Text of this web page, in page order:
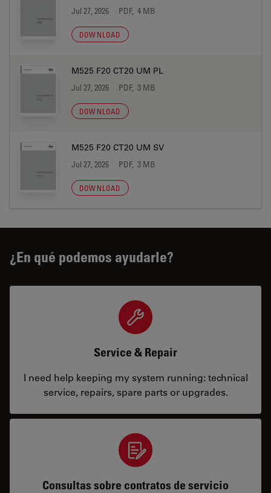
Jul 27, 2026 PDF, 4 MB
DOWNLOAD
M525 F20 CT20 UM PL
Jul 27, 2026 PDF, 3 MB
DOWNLOAD
M525 F20 CT20 UM SV
Jul 27, 2026 PDF, 3 MB
DOWNLOAD
¿En qué podemos ayudarle?
Service & Repair
I need help keeping my system running: technical
service, repairs, spare parts or upgrades.
Consultas sobre contratos de servicio